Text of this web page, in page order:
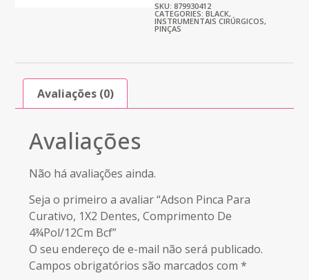
SKU: 879930412
CATEGORIES: BLACK,
INSTRUMENTAIS CIRÚRGICOS,
PINÇAS
Avaliações (0)
Avaliações
Não há avaliações ainda.
Seja o primeiro a avaliar “Adson Pinca Para
Curativo, 1X2 Dentes, Comprimento De
4¾Pol/12Cm Bcf”
O seu endereço de e-mail não será publicado.
Campos obrigatórios são marcados com*